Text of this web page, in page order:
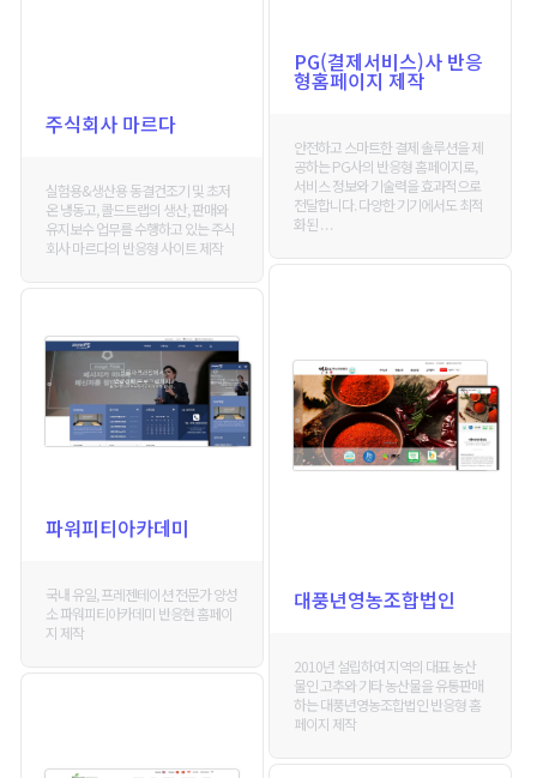
주식회사 마르다
실험용&생산용 동결건조기 및 초저
온 냉동고, 콜드트랩의 생산, 판매와
유지보수 업무를 수행하고 있는 주식
회사 마르다의 반응형 사이트 제작
PG(결제서비스)사 반응
형홈페이지 제작
안전하고 스마트한 결제 솔루션을 제
공하는 PG사의 반응형 홈페이지로,
서비스 정보와 기술력을 효과적으로
전달합니다. 다양한 기기에서도 최적
화된 . . .
대풍년영농조합법인
2010년 설립하여 지역의 대표 농산
물인 고추와 기타 농산물을 유통판매
하는 대풍년영농조합법인 반응형 홈
페이지 제작
파워피티아카데미
국내 유일, 프레젠테이션 전문가 양성
소 파워피티아카데미 반응현 홈페이
지 제작